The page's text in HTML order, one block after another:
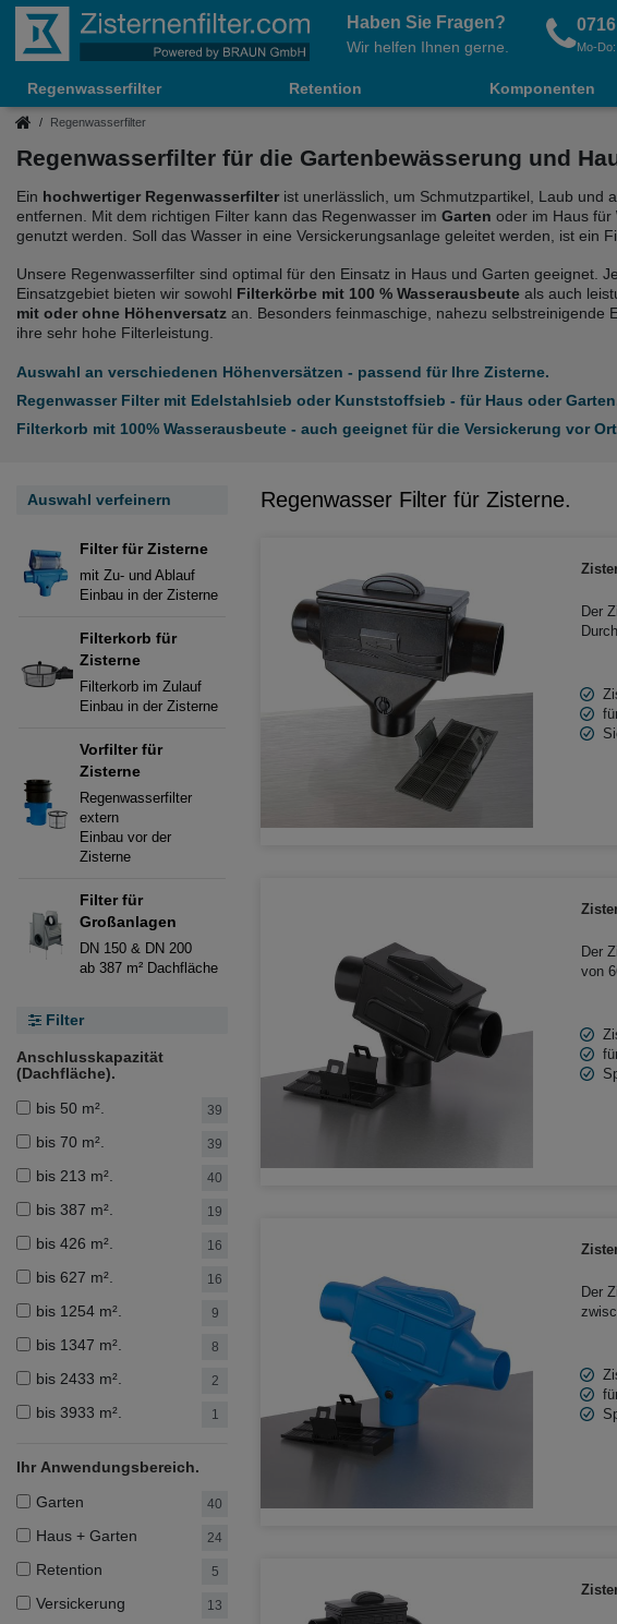
Haben Sie Fragen?
Wir helfen Ihnen gerne. Mo-
Regenwasserfilter Retention Komponenten
Regenwasserfilter
Regenwasserfilter für die Gartenbewässerung und
Ein hochwertiger Regenwasserfilter ist unerlässlich, um Schmutzpartikel, Laub und
entfernen. Mit dem richtigen Filter kann das Regenwasser im Garten oder im Haus für
genutzt werden. Soll das Wasser in eine Versickerungsanlage geleitet werden, ist ein
Unsere Regenwasserfilter sind optimal für den Einsatz in Haus und Garten geeignet.
Einsatzgebiet bieten wir sowohl Filterkörbe mit 100 % Wasserausbeute als auch
mit oder ohne Höhenversatz an. Besonders feinmaschige, nahezu selbstreinigende
ihre sehr hohe Filterleistung.
Auswahl an verschiedenen Höhenversätzen - passend für Ihre Zisterne.
Regenwasser Filter mit Edelstahlsieb oder Kunststoffsieb - für Haus oder
Filterkorb mit 100% Wasserausbeute - auch geeignet für die Versickerung vor
Auswahl verfeinern Regenwasser Filter für Zisterne.
Filter für Zisterne
mit Zu- und Ablauf
Einbau in der Zisterne
Filterkorb für
Zisterne
Filterkorb im Zulauf
Einbau in der Zisterne
Vorfilter für
Zisterne
Regenwasserfilter
extern
Einbau vor der
Zisterne
Filter für
Großanlagen
DN 150 & DN 200
ab 387 m² Dachfläche
Filter
Anschlusskapazität
(Dachfläche).
bis 50 m².
39
bis 70 m². 39
bis 213 m². 40
bis 387 m². 19
bis 426 m². 16
bis 627 m². 16
bis 1254 m². 9
bis 1347 m². 8
bis 2433 m². 2
bis 3933 m². 1
Ihr Anwendungsbereich.
Garten
40
Haus + Garten 24
Retention 5
Versickerung 13
Der
Der
von
Der